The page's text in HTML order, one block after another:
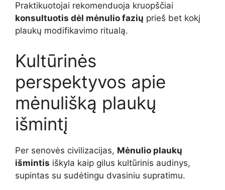
Praktikuotojai rekomenduoja kruopščiai
konsultuotis dėl mėnulio fazių prieš bet kokį
plaukų modifikavimo ritualą.
Kultūrinės
perspektyvos apie
mėnulišką plaukų
išmintį
Per senovės civilizacijas, Mėnulio plaukų
išmintis iškyla kaip gilus kultūrinis audinys,
supintas su sudėtingu dvasiniu supratimu.